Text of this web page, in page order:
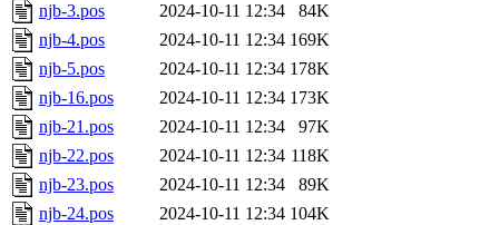
njb-3.pos
2024-10-11 12:34
84K
njb-4.pos
2024-10-11 12:34 169K
njb-5.pos
2024-10-11 12:34 178K
njb-16.pos
2024-10-11 12:34 173K
njb-21.pos
2024-10-11 12:34
97K
njb-22.pos
2024-10-11 12:34 118K
njb-23.pos
2024-10-11 12:34
89K
njb-24.pos
2024-10-11 12:34 104K